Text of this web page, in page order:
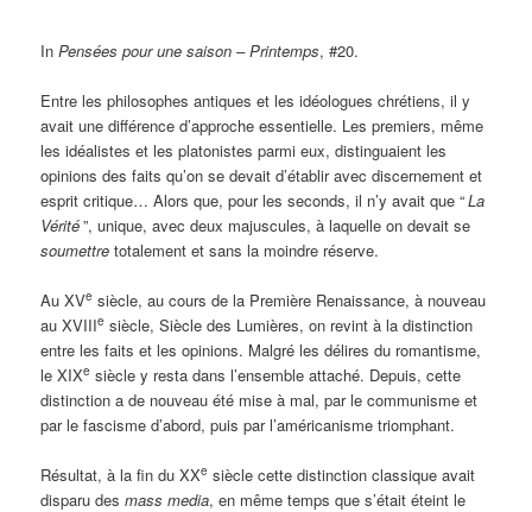
InPensées pour une saison – Printemps, #20.
Entre les philosophes antiques et les idéologues chrétiens, il y
avait une différence d’approche essentielle. Les premiers, même
les idéalistes et les platonistes parmi eux, distinguaient les
opinions des faits qu’on se devait d’établir avec discernement et
esprit critique… Alors que, pour les seconds, il n’y avait que “La
Vérité”, unique, avec deux majuscules, à laquelle on devait se
soumettre totalement et sans la moindre réserve.
Au XVe siècle, au cours de la Première Renaissance, à nouveau
au XVIIIe siècle, Siècle des Lumières, on revint à la distinction
entre les faits et les opinions. Malgré les délires du romantisme,
le XIXe siècle y resta dans l’ensemble attaché. Depuis, cette
distinction a de nouveau été mise à mal, par le communisme et
par le fascisme d’abord, puis par l’américanisme triomphant.
Résultat, à la fin du XXe siècle cette distinction classique avait
disparu desmass media, en même temps que s’était éteint le